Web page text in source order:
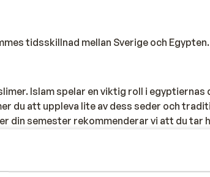
tidsskillnad mellan Sverige och Egypten.
Islam spelar en viktig roll i egyptiernas
du att uppleva lite av dess seder och
din semester rekommenderar vi att du tar
knän täcks av kläder.